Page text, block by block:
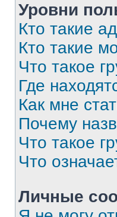
Уровни
Кто такие
Кто такие
Что такое
Где
Как мне
Почему
Что такое
Что
Личные